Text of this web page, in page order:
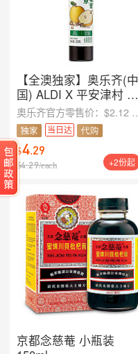
【全澳独家】奥乐齐(中
国) ALDI X 平安津村 桔
梗甘草秋梨膏 125g
奥乐齐官方零售价：$2.12 国内段物流运输费：$0.38 装箱和海运成本：$0.7 中国采
当日达
$4.29
$4.29/each +2份起
京都念慈菴 小瓶装